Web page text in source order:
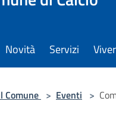
Novità Servizi
Comune > Eventi >